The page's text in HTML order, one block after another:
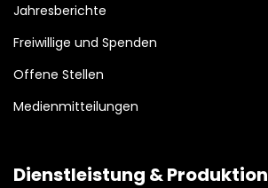
Jahresberichte
Freiwillige und Spenden
Offene Stellen
Medienmitteilungen
Dienstleistung & Produktion